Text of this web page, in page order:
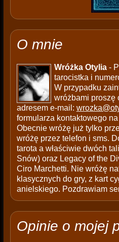
O mnie
Wróżka Otylia-
tarocistka i
W przypadku
wróżbami proszę
adresem e-mail:
formularza kontaktowego
Obecnie wróżę już tylko
wróżę przez telefon i sms.
tarota a właściwie dwóch
Snów) oraz Legacy of the
Ciro Marchetti. Nie wróżę
klasycznych do gry, z kart
anielskiego. Pozdrawiam
Opinie o mojej